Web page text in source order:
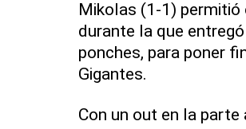
Mikolas (1-1) permitió
durante la que
ponches, para poner
Gigantes.
Con un out en la